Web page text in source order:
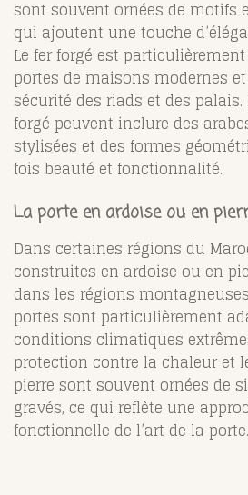
sont souvent ornées de motifs
qui ajoutent une touche
Le fer forgé est
portes de maisons modernes
sécurité des riads et des
forgé peuvent inclure des
stylisées et des formes
fois beauté et fonctionnalité.
La porte en ardoise ou en
Dans certaines régions du
construites en ardoise ou en
dans les régions
portes sont particulièrement
conditions climatiques
protection contre la chaleur et
pierre sont souvent ornées de
gravés, ce qui reflète une
fonctionnelle de l’art de la porte.